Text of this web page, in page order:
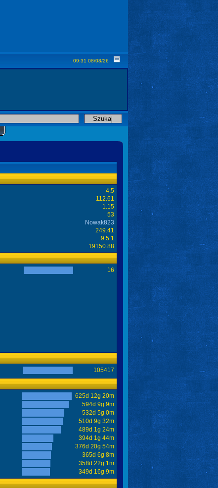
09:31 08/08/26
4.5
112.61
1.15
53
Nowak823
249.41
9.5:1
19150.88
16
105417
625d 12g 20m
594d 9g 9m
532d 5g 0m
510d 9g 32m
489d 1g 24m
394d 1g 44m
376d 20g 54m
365d 6g 8m
358d 22g 1m
349d 16g 9m